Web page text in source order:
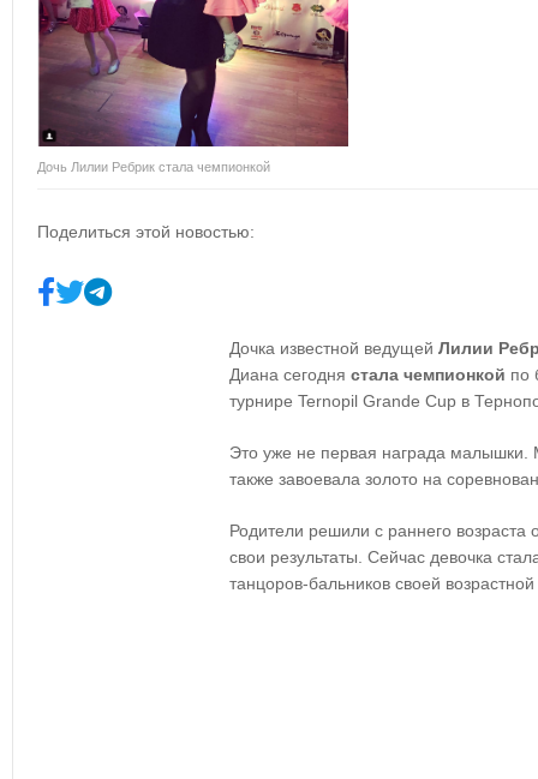
Дочь Лилии Ребрик стала чемпионкой
Поделиться этой новостью:
Дочка известной ведущей Лилии
Диана сегодня стала чемпионкой по
турнире Ternopil Grande Cup в
Это уже не первая награда малышки.
также завоевала золото на
Родители решили с раннего возраста
свои результаты. Сейчас девочка
танцоров-бальников своей